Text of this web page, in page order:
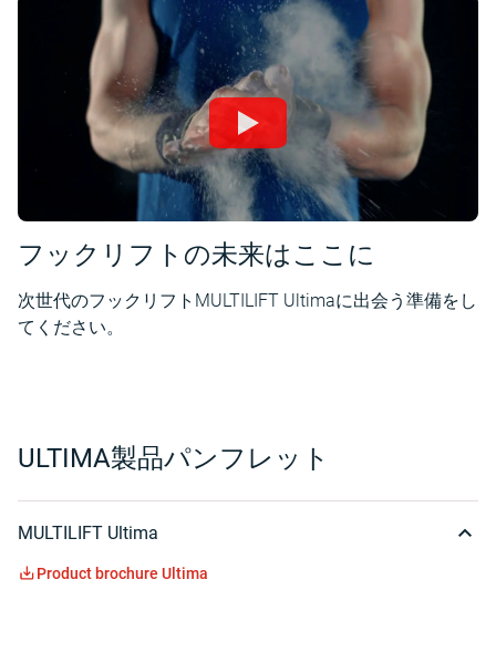
フックリフトの未来はここに
次世代のフックリフトMULTILIFT Ultimaに出会う準備をし
てください。
ULTIMA製品パンフレット
MULTILIFT Ultima
Product brochure Ultima